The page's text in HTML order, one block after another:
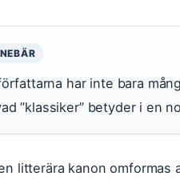
har inte bara
”klassiker” betyder i en
litterära kanon omformas